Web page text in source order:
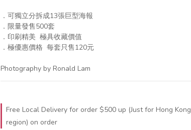
．可獨立分拆成13張巨型海報
．限量發售500套
．印刷精美  極具收藏價值
．極優惠價格  每套只售120元
Photography by Ronald Lam
Free Local Delivery for order $500 up (Just for Hong Kong
region) on order